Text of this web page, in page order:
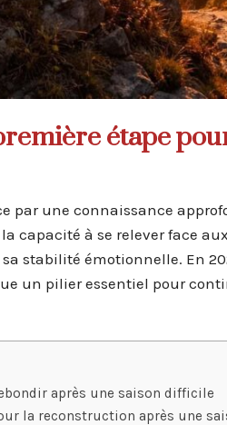
étape
par une connaissance
capacité à se relever face
stabilité émotionnelle. En
un pilier essentiel pour
après une saison difficile
la reconstruction après une